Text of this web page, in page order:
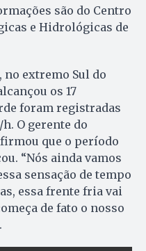
são do Centro
e Hidrológicas de
no extremo Sul do
os 17
foram registradas
O gerente do
que o período
“Nós ainda vamos
sensação de tempo
essa frente fria vai
de fato o nosso